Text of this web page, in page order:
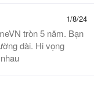
1/8/24
tròn 5 năm. Bạn
dài. Hi vọng